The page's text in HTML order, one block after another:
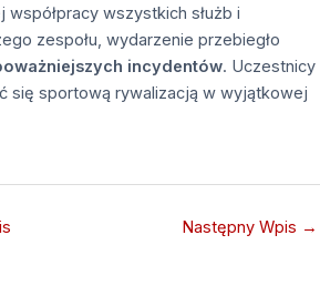
współpracy wszystkich służb i
zespołu, wydarzenie przebiegło
incydentów. Uczestnicy
się sportową rywalizacją w wyjątkowej
Następny Wpis →